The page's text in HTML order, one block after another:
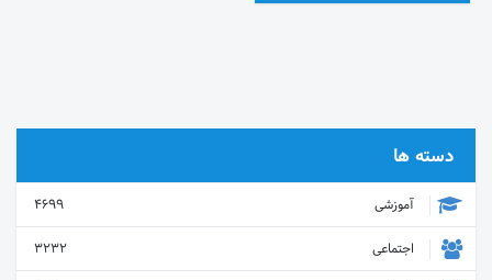
دسته ها
آموزشی
4699
اجتماعی
3232